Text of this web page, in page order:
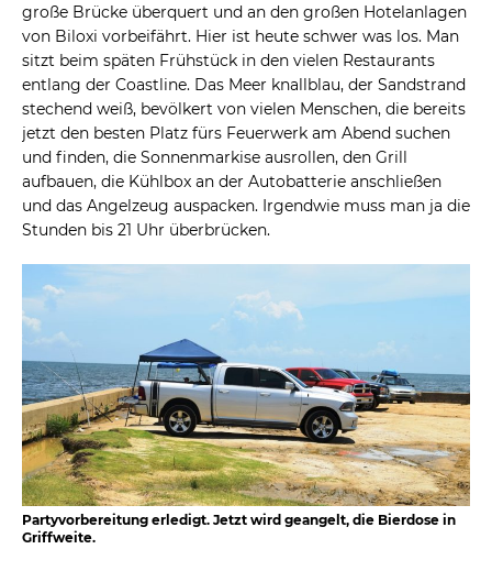
große Brücke überquert und an den großen Hotelanlagen
von Biloxi vorbeifährt. Hier ist heute schwer was los. Man
sitzt beim späten Frühstück in den vielen Restaurants
entlang der Coastline. Das Meer knallblau, der Sandstrand
stechend weiß, bevölkert von vielen Menschen, die bereits
jetzt den besten Platz fürs Feuerwerk am Abend suchen
und finden, die Sonnenmarkise ausrollen, den Grill
aufbauen, die Kühlbox an der Autobatterie anschließen
und das Angelzeug auspacken. Irgendwie muss man ja die
Stunden bis 21 Uhr überbrücken.
Partyvorbereitung erledigt. Jetzt wird geangelt, die Bierdose in
Griffweite.